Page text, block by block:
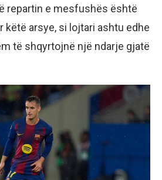
repartin e mesfushës është
këtë arsye, si lojtari ashtu edhe
të shqyrtojnë një ndarje gjatë